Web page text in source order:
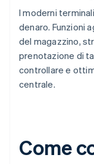
I moderni
denaro. Funzioni
del magazzino,
prenotazione di
controllare e
centrale.
Come